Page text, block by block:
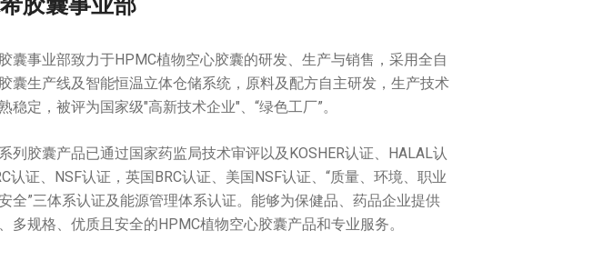
囊事业部致力于HPMC植物空心胶囊的研发、生产与销售，采用全自
囊生产线及智能恒温立体仓储系统，原料及配方自主研发，生产技术
稳定，被评为国家级"高新技术企业"、“绿色工厂”。
列胶囊产品已通过国家药监局技术审评以及KOSHER认证、HALAL认
认证、NSF认证，英国BRC认证、美国NSF认证、“质量、环境、职业
全”三体系认证及能源管理体系认证。能够为保健品、药品企业提供
多规格、优质且安全的HPMC植物空心胶囊产品和专业服务。